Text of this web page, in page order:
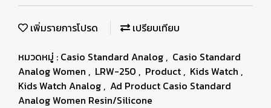
เพิ่มรายการโปรด
เปรียบเทียบ
หมวดหมู่ : Casio Standard Analog , Casio Standard
Analog Women , LRW-250 , Product , Kids Watch ,
Kids Watch Analog , Ad Product Casio Standard
Analog Women Resin/Silicone